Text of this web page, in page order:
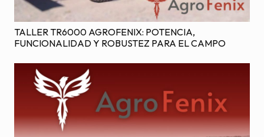
TALLER TR6000 AGROFENIX: POTENCIA,
FUNCIONALIDAD Y ROBUSTEZ PARA EL CAMPO